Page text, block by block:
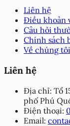
Liên hệ
Điều khoản
Câu hỏi
Chính sách
Về chúng tôi
Liên hệ
Địa chỉ: Tổ
phố Phú
Điện thoại:
Email: